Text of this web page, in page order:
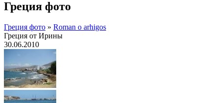
Греция фото
Греция фото » Roman o arhigos
Греция от Ирины
30.06.2010